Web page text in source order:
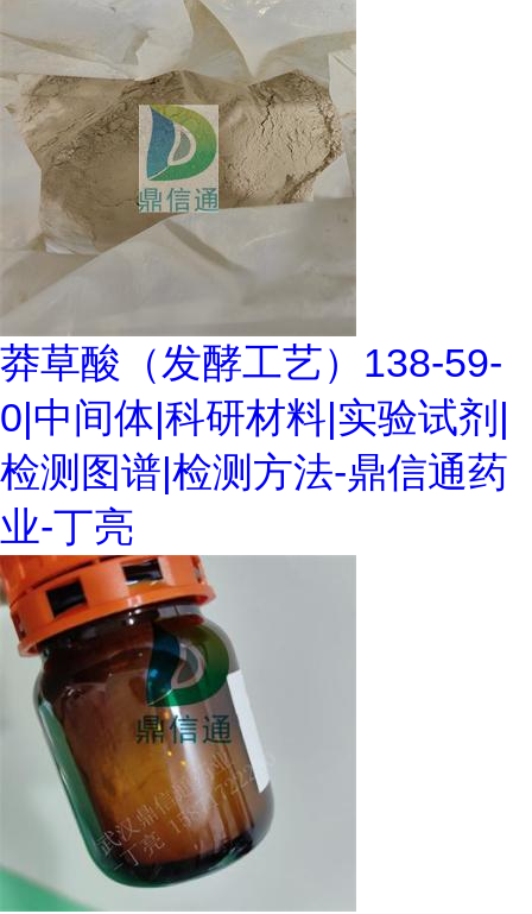
莽草酸（发酵工艺）138-59-
0|中间体|科研材料|实验试剂|
检测图谱|检测方法-鼎信通药
业-丁亮